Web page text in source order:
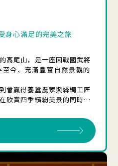
身心滿足的完美之旅
高尾山，是一座因戰國武將
今、充滿豐富自然景觀的
曾贏得養蠶農家與絲綢工匠
欣賞四季繽紛美景的同時，